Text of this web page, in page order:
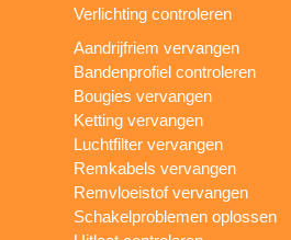
Verlichting controleren
Aandrijfriem vervangen
Bandenprofiel controleren
Bougies vervangen
Ketting vervangen
Luchtfilter vervangen
Remkabels vervangen
Remvloeistof vervangen
Schakelproblemen oplossen